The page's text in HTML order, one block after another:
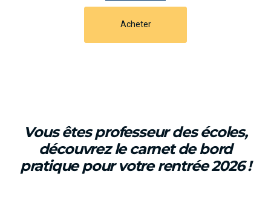
Acheter
Vous êtes professeur des écoles,
découvrez le carnet de bord
pratique pour votre rentrée 2026 !